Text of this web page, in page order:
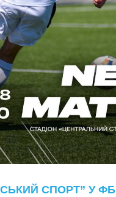
СПОРТ” У ФБ